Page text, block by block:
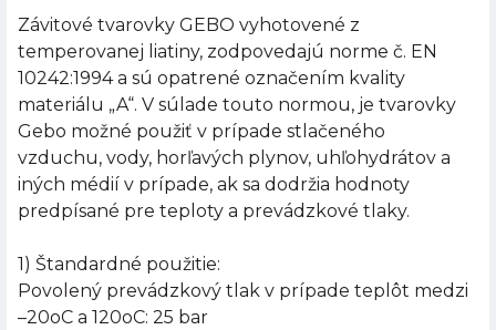
Závitové tvarovky GEBO vyhotovené z
temperovanej liatiny, zodpovedajú norme č. EN
10242:1994 a sú opatrené označením kvality
materiálu „A“. V súlade touto normou, je tvarovky
Gebo možné použiť v prípade stlačeného
vzduchu, vody, horľavých plynov, uhľohydrátov a
iných médií v prípade, ak sa dodržia hodnoty
predpísané pre teploty a prevádzkové tlaky.
1) Štandardné použitie:
Povolený prevádzkový tlak v prípade teplôt medzi
–20oC a 120oC: 25 bar